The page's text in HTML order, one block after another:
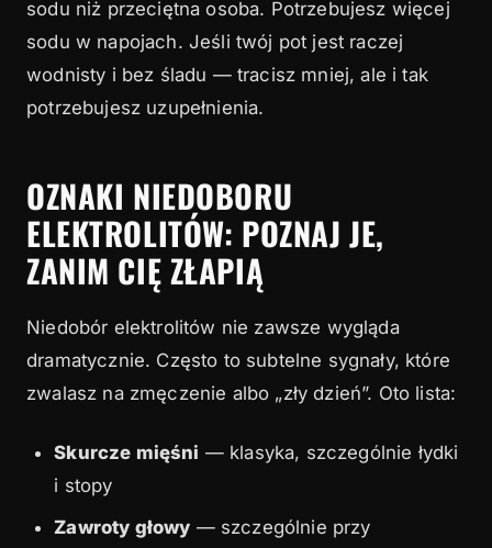
sodu niż przeciętna osoba. Potrzebujesz więcej
sodu w napojach. Jeśli twój pot jest raczej
wodnisty i bez śladu — tracisz mniej, ale i tak
potrzebujesz uzupełnienia.
OZNAKI NIEDOBORU
ELEKTROLITÓW: POZNAJ JE,
ZANIM CIĘ ZŁAPIĄ
Niedobór elektrolitów nie zawsze wygląda
dramatycznie. Często to subtelne sygnały, które
zwalasz na zmęczenie albo „zły dzień”. Oto lista:
Skurcze mięśni — klasyka, szczególnie łydki
i stopy
Zawroty głowy — szczególnie przy